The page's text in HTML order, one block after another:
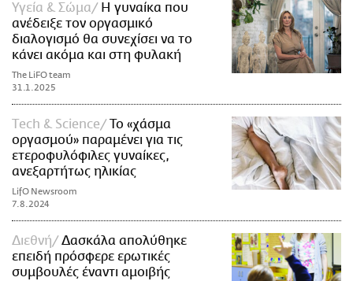
Υγεία & Σώμα
Η γυναίκα που
ανέδειξε τον οργασμικό
διαλογισμό θα συνεχίσει να το
κάνει ακόμα και στη φυλακή
The LiFO team
31.1.2025
Τech & Science
Το «χάσμα
οργασμού» παραμένει για τις
ετεροφυλόφιλες γυναίκες,
ανεξαρτήτως ηλικίας
LifO Newsroom
7.8.2024
Διεθνή
Δασκάλα απολύθηκε
επειδή πρόσφερε ερωτικές
συμβουλές έναντι αμοιβής